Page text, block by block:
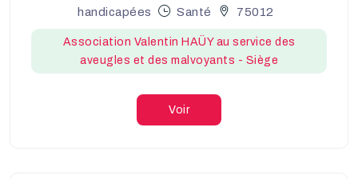
handicapées
Santé 75012
Association Valentin HAÜY au service des
aveugles et des malvoyants - Siège
Voir